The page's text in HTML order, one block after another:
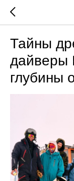
Тайны
дайверы
глубины